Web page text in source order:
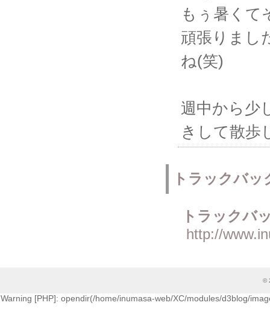
もぅ暑くて
頑張りまし
ね(笑)
週中から少
きして散歩
トラックバッ
トラックバ
http://
©
Warning [PHP]: opendir(/home/inumasa-web/XC/modules/d3blog/